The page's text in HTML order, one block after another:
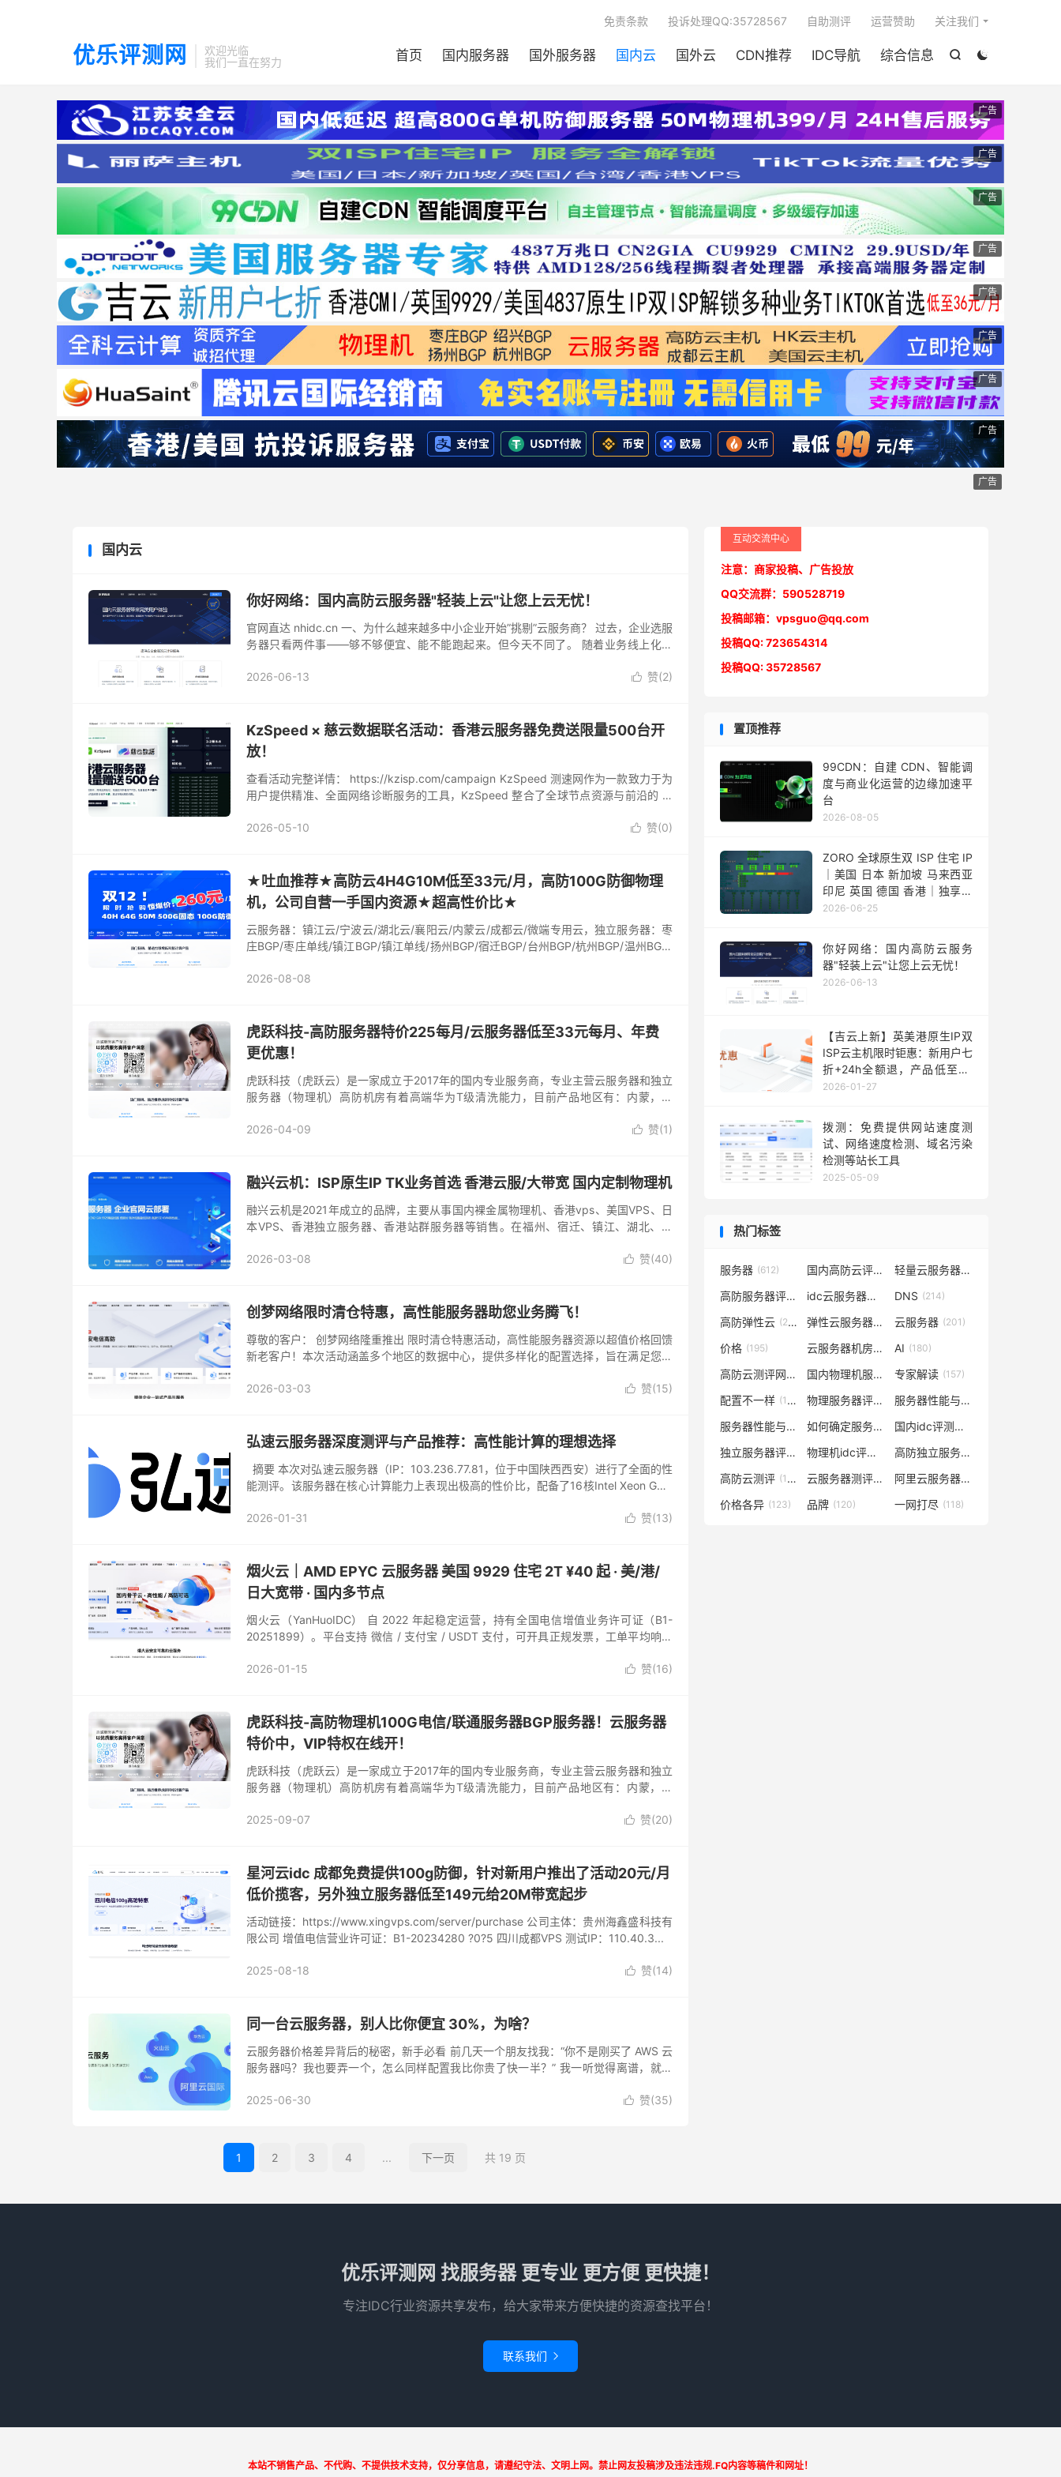
优乐评测网
欢迎光临
我们一直在努力


首页 国内服务器 国外服务器 国内云 国外云 CDN推荐 IDC导航 综合信息
免责条款 投诉处理QQ:35728567 自助测评 运营赞助 关注我们
广告
广告
广告
广告
广告
广告
广告
广告
广告
国内云
你好网络：国内高防云服务器"轻装上云"让您上云无忧！
官网直达 nhidc.cn 一、为什么越来越多中小企业开始”挑剔”云服务商？ 过去，企业选服
务器只看两件事——够不够便宜、能不能跑起来。但今天不同了。 随着业务线上化加
 赞(2)
2026-06-13
KzSpeed × 慈云数据联名活动：香港云服务器免费送限量500台开
放！
查看活动完整详情： https://kzisp.com/campaign KzSpeed 测速网作为一款致力于为
用户提供精准、全面网络诊断服务的工具，KzSpeed 整合了全球节点资源与前沿的 AI
 赞(0)
2026-05-10
★吐血推荐★高防云4H4G10M低至33元/月，高防100G防御物理
机，公司自营一手国内资源★超高性价比★
云服务器：镇江云/宁波云/湖北云/襄阳云/内蒙云/成都云/微端专用云，独立服务器：枣
庄BGP/枣庄单线/镇江BGP/镇江单线/扬州BGP/宿迁BGP/台州BGP/杭州BGP/温州BGP/
2026-08-08
虎跃科技-高防服务器特价225每月/云服务器低至33元每月、年费
更优惠！
虎跃科技（虎跃云）是一家成立于2017年的国内专业服务商，专业主营云服务器和独立
服务器（物理机）高防机房有着高端华为T级清洗能力，目前产品地区有：内蒙，四
动，云服...
 赞(1)
2026-04-09
融兴云机：ISP原生IP TK业务首选 香港云服/大带宽 国内定制物理机
融兴云机是2021年成立的品牌，主要从事国内裸金属物理机、香港vps、美国VPS、日
本VPS、香港独立服务器、香港站群服务器等销售。在福州、宿迁、镇江、湖北、香
州...
 赞(40)
2026-03-08
创梦网络限时清仓特惠，高性能服务器助您业务腾飞！
尊敬的客户： 创梦网络隆重推出 限时清仓特惠活动，高性能服务器资源以超值价格回馈
新老客户！本次活动涵盖多个地区的数据中心，提供多样化的配置选择，旨在满足您不
 赞(15)
2026-03-03
弘速云服务器深度测评与产品推荐：高性能计算的理想选择
摘要 本次对弘速云服务器（IP：103.236.77.81，位于中国陕西西安）进行了全面的性
能测评。该服务器在核心计算能力上表现出极高的性价比，配备了16核Intel Xeon Gold
 赞(13)
2026-01-31
烟火云｜AMD EPYC 云服务器 美国 9929 住宅 2T ¥40 起 · 美/港/
日大宽带 · 国内多节点
烟火云（YanHuoIDC） 自 2022 年起稳定运营，持有全国电信增值业务许可证（B1-
20251899）。平台支持 微信 / 支付宝 / USDT 支付，可开具正规发票，工单平均响应
 赞(16)
2026-01-15
虎跃科技-高防物理机100G电信/联通服务器BGP服务器！云服务器
特价中，VIP特权在线开！
虎跃科技（虎跃云）是一家成立于2017年的国内专业服务商，专业主营云服务器和独立
服务器（物理机）高防机房有着高端华为T级清洗能力，目前产品地区有：内蒙，四
动，云服...
 赞(20)
2025-09-07
星河云idc 成都免费提供100g防御，针对新用户推出了活动20元/月
低价揽客，另外独立服务器低至149元给20M带宽起步
活动链接：https://www.xingvps.com/server/purchase 公司主体：贵州海鑫盛科技有
限公司 增值电信营业许可证：B1-20234280 ?0?5 四川成都VPS 测试IP：110.40.3...
 赞(14)
2025-08-18
同一台云服务器，别人比你便宜 30%，为啥？
云服务器价格差异背后的秘密，新手必看 前几天一个朋友找我：“你不是刚买了 AWS 云
服务器吗？我也要弄一个，怎么同样配置我比你贵了快一半？” 我一听觉得离谱，就让
点、...
 赞(35)
2025-06-30
1 2 3 4 ... 下一页 共 19 页
互动交流中心
注意：商家投稿、广告投放
QQ交流群：590528719
投稿邮箱：vpsguo@qq.com
投稿QQ: 723654314
投稿QQ: 35728567
置顶推荐
99CDN：自建 CDN、智能调
度与商业化运营的边缘加速平
台
2026-08-05
ZORO 全球原生双 ISP 住宅 IP
｜美国 日本 新加坡 马来西亚
印尼 英国 德国 香港｜独享静
态 IPv4
2026-06-25
你好网络：国内高防云服务
器"轻装上云"让您上云无忧！
2026-06-13
【吉云上新】英美港原生IP双
ISP云主机限时钜惠：新用户七
折+24h全额退，产品低至36
元每月，TikTok业务秒部署！
2026-01-27
拨测：免费提供网站速度测
试、网络速度检测、域名污染
检测等站长工具
2025-05-09
热门标签
服务器 (612) 国内高防云评测 (302) 轻量云服务器(262)
高防服务器评测 (232) idc云服务器评测 (223)
DNS (214)
高防弹性云 (210) 弹性云服务器评测 (209)
云服务器 (201)
价格 (195) 云服务器机房评测 (185)
AI (180)
高防云测评网(169) 国内物理机服务器测评 (165)
专家解读 (157)
配置不一样 (148) 物理服务器评测 (148) 服务器性能与价格对比
服务器性能与什么有关 (138) 如何确定服务器数量及配置 (129)
国内idc评测云服务器
独立服务器评测 (128) 物理机idc评测网 (128) 高防独立服务器评测
高防云测评 (128) 云服务器测评网 (127) 阿里云服务器多少钱一年
价格各异 (123) 品牌 (120) 一网打尽 (118)
优乐评测网 找服务器 更专业 更方便 更快捷！
专注IDC行业资源共享发布，给大家带来方便快捷的资源查找平台！
联系我们 
本站不销售产品、不代购、不提供技术支持，仅分享信息，请遵纪守法、文明上网。禁止网友投稿涉及违法违规.FQ内容等稿件和网址！